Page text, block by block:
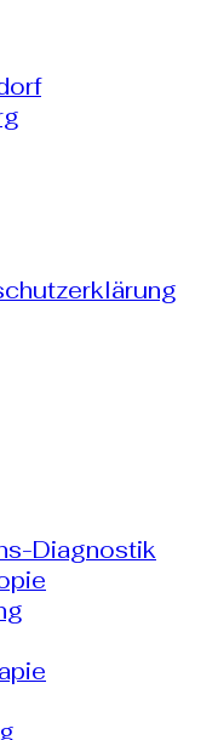
Diagnostik